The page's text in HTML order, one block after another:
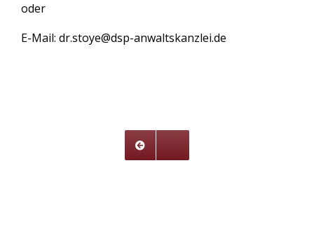
oder
E-Mail: dr.stoye@dsp-anwaltskanzlei.de